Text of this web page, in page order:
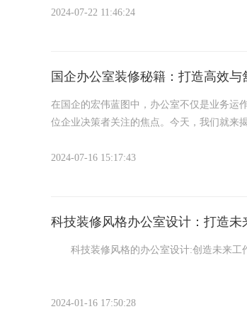
聊怎么在茫茫人海中，捞出那个能让你眼前
2024-07-22 11:46:24
国企办公室装修秘籍：打造高效与
在国企的宏伟蓝图中，办公室不仅是业务运
位企业决策者关注的焦点。今天，我们就来
一、实用至上，功能为王
2024-07-16 15:17:43
科技装修风格办公室设计：打造未
科技装修风格的办公室设计:创造未来工
造一个高效、舒适和智能的工作空间。
2024-01-16 17:50:28